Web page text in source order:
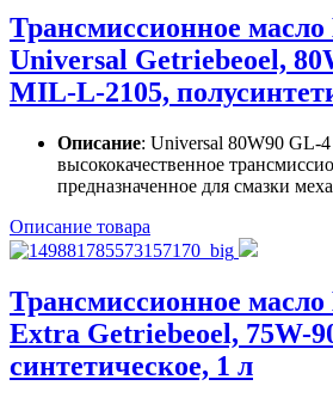
Трансмиссионное
Universal Getriebeoel,
MIL-L-2105,
Описание: Universal 80W90 GL-
высококачественное
предназначенное для смазки
Описание товара
Трансмиссионное
Extra Getriebeoel, 75W-
синтетическое, 1 л